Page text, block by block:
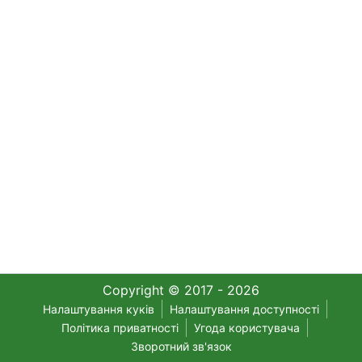
Copyright © 2017 - 2026
Налаштування куків
Налаштування доступності
Політика приватності
Угода користувача
Зворотний зв'язок